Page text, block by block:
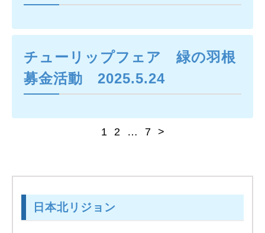
チューリップフェア 緑の羽根
募金活動 2025.5.24
1 2 … 7 >
日本北リジョン